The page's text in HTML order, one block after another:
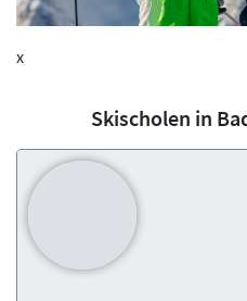
x
Skischolen in